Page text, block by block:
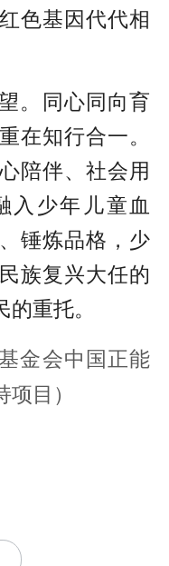
色基因代代相
。同心同向育
在知行合一。
陪伴、社会用
入少年儿童血
锤炼品格，少
族复兴大任的
重托。
金会中国正能
目）